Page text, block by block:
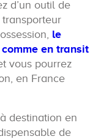
d’un outil de
le
en transit
vous pourrez
en France
destination en
de